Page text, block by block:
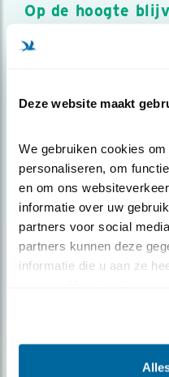
Deze website maakt
We gebruiken cookies
personaliseren, om
en om ons
informatie over uw
partners voor social
partners kunnen deze
informatie die u aan ze
Op de hoogte
Meld je aan en ontvang
over vogels en